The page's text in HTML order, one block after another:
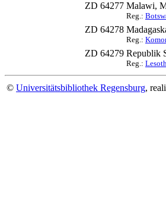
ZD 64277 Malawi,
Reg.:
ZD 64278
Reg.:
ZD 64279 Republik
Reg.:
© Universitätsbibliothek Regensburg,